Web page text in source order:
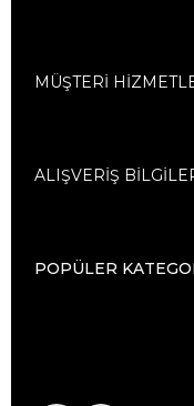
MÜŞTERİ
ALIŞVERİŞ
POPÜLER